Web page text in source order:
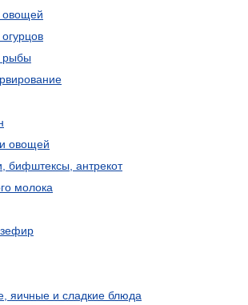
овощей
рыбы
овощей
бифштексы, антрекот
молока
яичные и сладкие блюда